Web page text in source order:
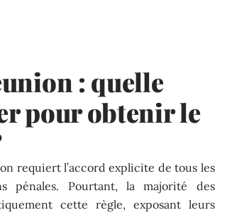
: quelle
pour obtenir le
requiert l’accord explicite de tous les
pénales. Pourtant, la majorité des
cette règle, exposant leurs